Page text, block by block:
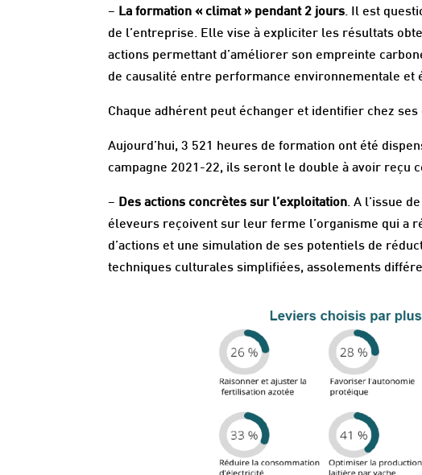
– La formation « climat » pendant 2 jours. Il est
de l’entreprise. Elle vise à expliciter les résultats
actions permettant d’améliorer son empreinte
de causalité entre performance environnementale et
Chaque adhérent peut échanger et identifier chez
Aujourd’hui, 3 521 heures de formation ont été
campagne 2021-22, ils seront le double à avoir reçu
– Des actions concrètes sur l’exploitation. A l’issue
éleveurs reçoivent sur leur ferme l’organisme qui a
d’actions et une simulation de ses potentiels de
techniques culturales simplifiées, assolements